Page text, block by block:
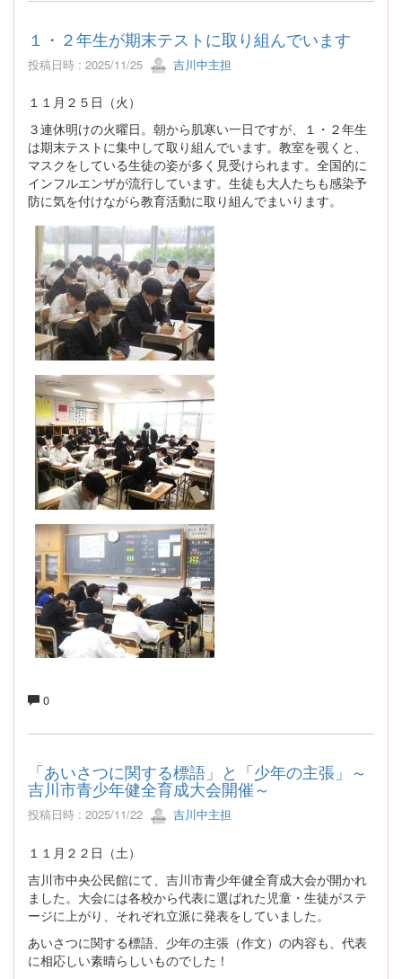
１・２年生が期末テストに取り組んでいます
投稿日時 : 2025/11/25 吉川中主担
１１月２５日（火）
３連休明けの火曜日。朝から肌寒い一日ですが、１・２年生
は期末テストに集中して取り組んでいます。教室を覗くと、
マスクをしている生徒の姿が多く見受けられます。全国的に
インフルエンザが流行しています。生徒も大人たちも感染予
防に気を付けながら教育活動に取り組んでまいります。
0
「あいさつに関する標語」と「少年の主張」～
吉川市青少年健全育成大会開催～
投稿日時 : 2025/11/22 吉川中主担
１１月２２日（土）
吉川市中央公民館にて、吉川市青少年健全育成大会が開かれ
ました。大会には各校から代表に選ばれた児童・生徒がステ
ージに上がり、それぞれ立派に発表をしていました。
あいさつに関する標語、少年の主張（作文）の内容も、代表
に相応しい素晴らしいものでした！